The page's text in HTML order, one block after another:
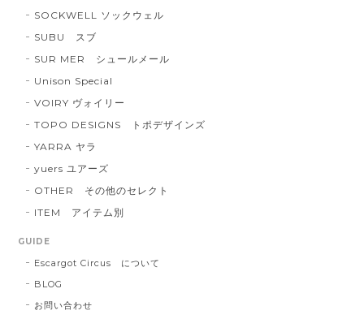
SOCKWELL ソックウェル
SUBU スブ
SUR MER シュールメール
Unison Special
VOIRY ヴォイリー
TOPO DESIGNS トポデザインズ
YARRA ヤラ
yuers ユアーズ
OTHER その他のセレクト
ITEM アイテム別
GUIDE
Escargot Circus について
BLOG
お問い合わせ